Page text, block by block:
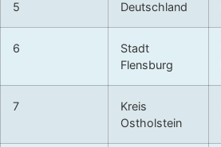
5 Deutschland
6
Stadt
Flensburg
7
Kreis
Ostholstein